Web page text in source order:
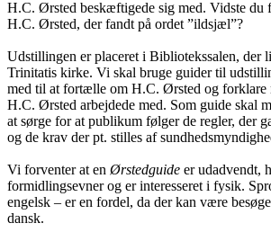
H.C. Ørsted beskæftigede sig med. Vidste du
H.C. Ørsted, der fandt på ordet ”ildsjæl”?
Udstillingen er placeret i Bibliotekssalen, der
Trinitatis kirke. Vi skal bruge guider til
med til at fortælle om H.C. Ørsted og forklare
H.C. Ørsted arbejdede med. Som guide skal
at sørge for at publikum følger de regler, der
og de krav der pt. stilles af
Vi forventer at en Ørstedguide er udadvendt,
formidlingsevner og er interesseret i fysik.
engelsk – er en fordel, da der kan være
dansk.